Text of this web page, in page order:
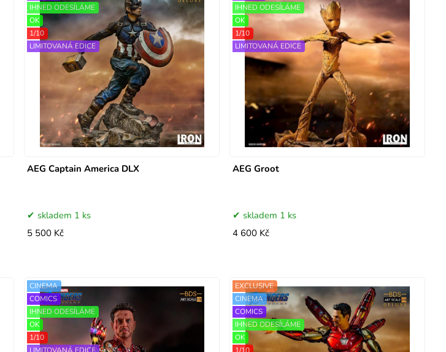
AEG Captain America DLX
IHNED ODESÍLÁME
OK
1/10
LIMITOVANÁ EDICE
skladem 1 ks
5 500 Kč
AEG Groot
IHNED ODESÍLÁME
OK
1/10
LIMITOVANÁ EDICE
skladem 1 ks
4 600 Kč
CINEMA
COMICS
IHNED ODESÍLÁME
OK
1/10
LIMITOVANÁ EDICE
EXCLUSIVE
CINEMA
COMICS
IHNED ODESÍLÁME
OK
1/10